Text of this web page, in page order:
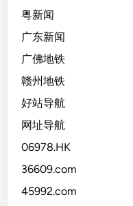
粤新闻
广东新闻
广佛地铁
赣州地铁
好站导航
网址导航
06978.HK
36609.com
45992.com